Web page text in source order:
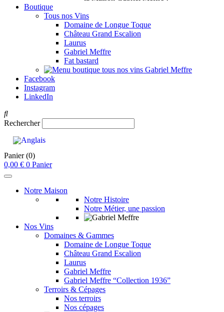
Boutique
Tous nos Vins
Domaine de Longue Toque
Château Grand Escalion
Laurus
Gabriel Meffre
Fat bastard
Facebook
Instagram
LinkedIn
Rechercher
Panier (0)
0,00 € 0 Panier
Notre Maison
Notre Histoire
Notre Métier, une passion
Nos Vins
Domaines & Gammes
Domaine de Longue Toque
Château Grand Escalion
Laurus
Gabriel Meffre
Gabriel Meffre “Collection 1936”
Terroirs & Cépages
Nos terroirs
Nos cépages